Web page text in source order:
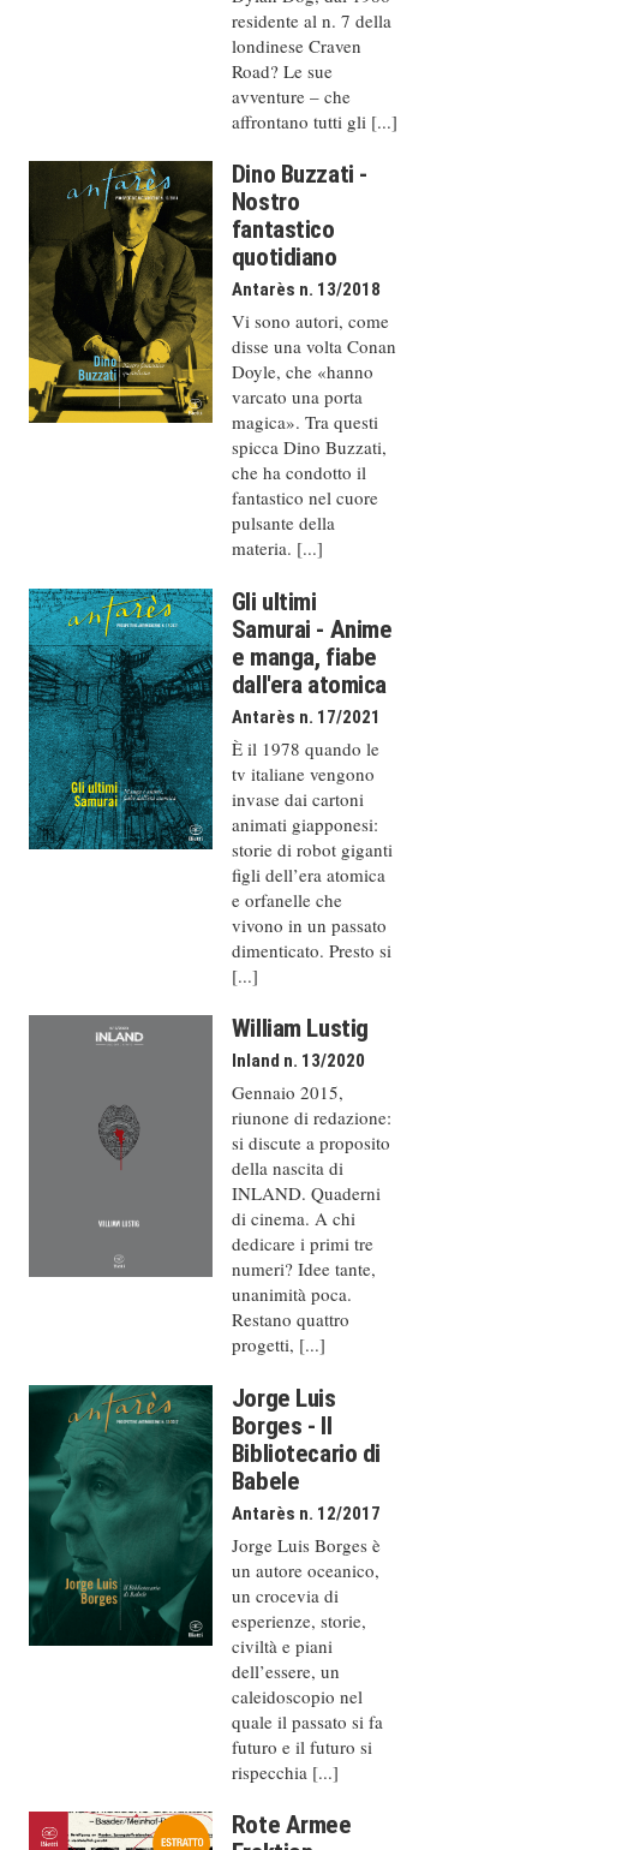
residente al n. 7 della
londinese Craven
Road? Le sue
avventure – che
affrontano tutti gli [...]
Dino Buzzati -
Nostro
fantastico
quotidiano
Antarès n. 13/2018
Vi sono autori, come
disse una volta Conan
Doyle, che «hanno
varcato una porta
magica». Tra questi
spicca Dino Buzzati,
che ha condotto il
fantastico nel cuore
pulsante della
materia. [...]
Gli ultimi
Samurai - Anime
e manga, fiabe
dall'era atomica
Antarès n. 17/2021
È il 1978 quando le
tv italiane vengono
invase dai cartoni
animati giapponesi:
storie di robot giganti
figli dell’era atomica
e orfanelle che
vivono in un passato
dimenticato. Presto si
[...]
William Lustig
Inland n. 13/2020
Gennaio 2015,
riunone di redazione:
si discute a proposito
della nascita di
INLAND. Quaderni
di cinema. A chi
dedicare i primi tre
numeri? Idee tante,
unanimità poca.
Restano quattro
progetti, [...]
Jorge Luis
Borges - Il
Bibliotecario di
Babele
Antarès n. 12/2017
Jorge Luis Borges è
un autore oceanico,
un crocevia di
esperienze, storie,
civiltà e piani
dell’essere, un
caleido­scopio nel
quale il passato si fa
futuro e il futuro si
rispecchia [...]
Rote Armee